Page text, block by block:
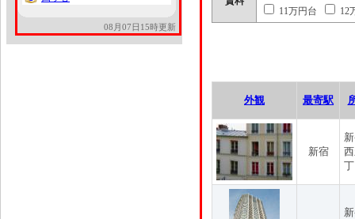
08月07日15時更新
11万円台
12
外観 最寄駅
新宿